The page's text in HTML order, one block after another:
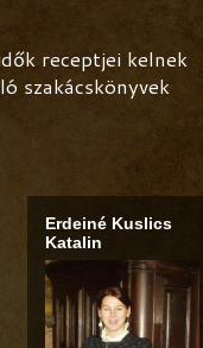
receptjei kelnek
szakácskönyvek
Erdeiné Kuslics
Katalin